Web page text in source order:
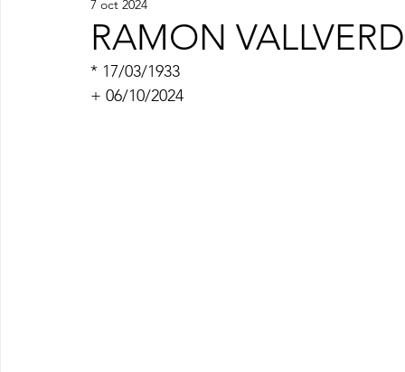
RAMON
7 oct 2024
* 17/03/1933
+ 06/10/2024